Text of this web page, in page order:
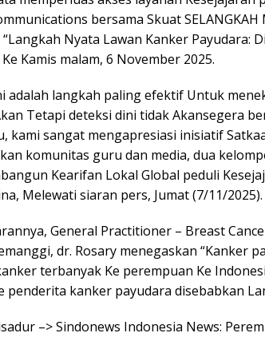
bersama Skuat
Nyata Lawan Kanker Payudara:
Kamis malam, 6 November 2025.
adalah langkah paling efektif Untuk
Tetapi deteksi dini tidak Akansegera
kami sangat mengapresiasi inisiatif
komunitas guru dan media, dua
Kearifan Lokal Global peduli
Melewati siaran pers, Jumat (7/11/2025).
General Practitioner – Breast
dr. Rosary menegaskan “Kanker
terbanyak Ke perempuan Ke
penderita kanker payudara disebabkan
–> Sindonews Indonesia News: